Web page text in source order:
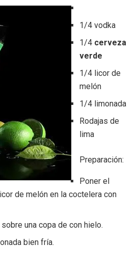
1/4 vodka
1/4 cerveza
verde
1/4 licor de
melón
1/4 limonada
Rodajas de
lima
Preparación:
Poner el
de melón en la coctelera con
una copa de con hielo.
bien fría.